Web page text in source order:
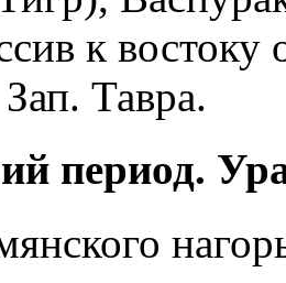
к востоку
Тавра.
период.